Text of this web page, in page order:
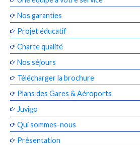
Nos garanties
Projet éducatif
Charte qualité
Nos séjours
Télécharger la brochure
Plans des Gares & Aéroports
Juvigo
Qui sommes-nous
Présentation